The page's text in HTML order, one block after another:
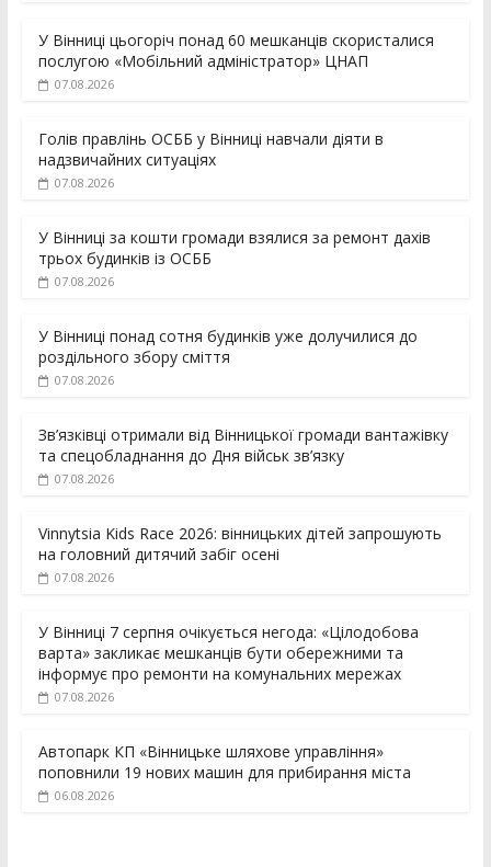
У Вінниці цьогоріч понад 60 мешканців скористалися
послугою «Мобільний адміністратор» ЦНАП
07.08.2026
Голів правлінь ОСББ у Вінниці навчали діяти в
надзвичайних ситуаціях
07.08.2026
У Вінниці за кошти громади взялися за ремонт дахів
трьох будинків із ОСББ
07.08.2026
У Вінниці понад сотня будинків уже долучилися до
роздільного збору сміття
07.08.2026
Зв’язківці отримали від Вінницької громади вантажівку
та спецобладнання до Дня військ зв’язку
07.08.2026
Vinnytsia Kids Race 2026: вінницьких дітей запрошують
на головний дитячий забіг осені
07.08.2026
У Вінниці 7 серпня очікується негода: «Цілодобова
варта» закликає мешканців бути обережними та
інформує про ремонти на комунальних мережах
07.08.2026
Автопарк КП «Вінницьке шляхове управління»
поповнили 19 нових машин для прибирання міста
06.08.2026